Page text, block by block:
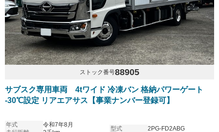
ストック番号88905
サブスク専用車両 4tワイド 冷凍バン 格納パワーゲート
-30℃設定 リアエアサス【事業ナンバー登録可】
年式
令和7年8月
型式 2PG-FD2ABG